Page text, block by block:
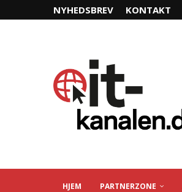
NYHEDSBREV KONTAKT
HJEM PARTNERZONE